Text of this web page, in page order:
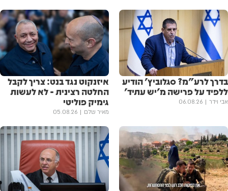
בדרך לרע"מ? סגלוביץ' הודיע
ללפיד על פרישה מ'יש עתיד'
אבי וידר 06.08.26
איזנקוט נגד בנט: צריך לקבל
החלטה רצינית - לא לעשות
גימיק פוליטי
מאיר שלם 05.08.26